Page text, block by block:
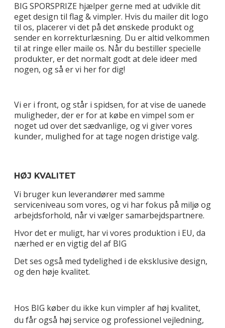
BIG SPORSPRIZE hjælper gerne med at udvikle dit
eget design til flag & vimpler. Hvis du mailer dit logo
til os, placerer vi det på det ønskede produkt og
sender en korrekturlæsning. Du er altid velkommen
til at ringe eller maile os. Når du bestiller specielle
produkter, er det normalt godt at dele ideer med
nogen, og så er vi her for dig!
Vi er i front, og står i spidsen, for at vise de uanede
muligheder, der er for at købe en vimpel som er
noget ud over det sædvanlige, og vi giver vores
kunder, mulighed for at tage nogen dristige valg.
HØJ KVALITET
Vi bruger kun leverandører med samme
serviceniveau som vores, og vi har fokus på miljø og
arbejdsforhold, når vi vælger samarbejdspartnere.
Hvor det er muligt, har vi vores produktion i EU, da
nærhed er en vigtig del af BIG
Det ses også med tydelighed i de eksklusive design,
og den høje kvalitet.
Hos BIG køber du ikke kun vimpler af høj kvalitet,
du får også høj service og professionel vejledning,